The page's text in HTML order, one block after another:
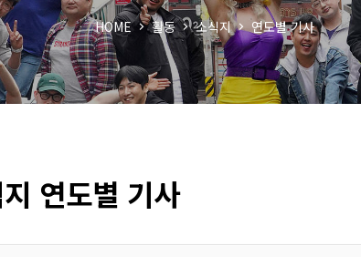
HOME 활동 소식지 연도별 기사
연도별 기사